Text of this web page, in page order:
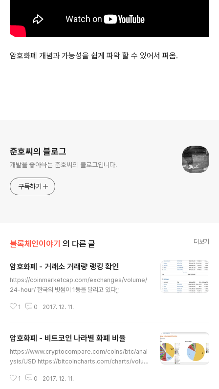
암호화폐 개념과 가능성을 쉽게 파악 할 수 있어서 퍼옴.
준호씨의 블로그
개발을 좋아하는 준호씨의 블로그입니다.
구독하기
블록체인이야기 의 다른 글 더보기
암호화폐 - 거래소 거래량 랭킹 확인
https://coinmarketcap.com/exchanges/volume/
24-hour/ 한국의 빗썸이 1등을 달리고 있다;;
1 0 2017. 12. 11.
암호화폐 - 비트코인 나라별 화폐 비율
https://www.cryptocompare.com/coins/btc/anal
ysis/USD https://bitcoincharts.com/charts/volu
1 0 2017. 12. 11.